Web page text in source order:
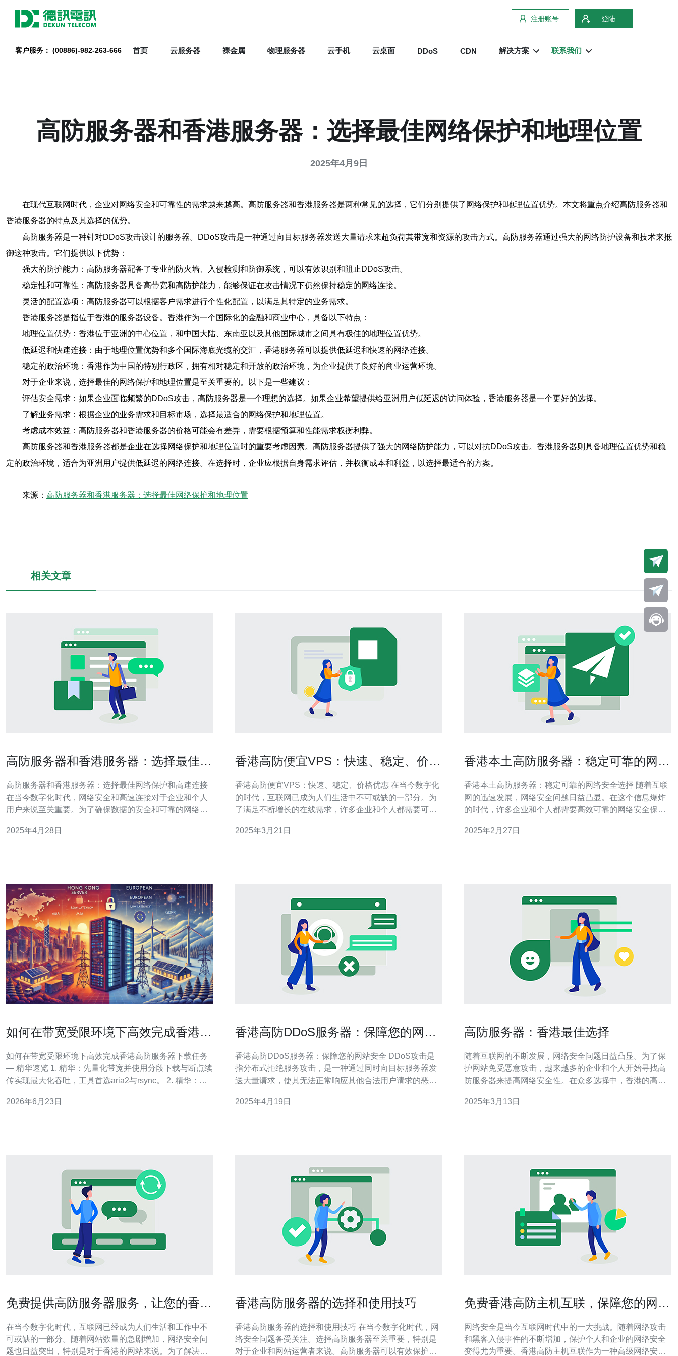
注册账号 登陆
客户服务： (00886)-982-263-666 首页 云服务器 裸金属 物理服务器 云手机 云桌面 DDoS CDN 解决方案 联系我们
高防服务器和香港服务器：选择最佳网络保护和地理位置
2025年4月9日
在现代互联网时代，企业对网络安全和可靠性的需求越来越高。高防服务器和香港服务器是两种常见的选择，它们分别提供了网络保护和地理位置优势。本文将重点介绍高防服务器和
香港服务器的特点及其选择的优势。
高防服务器是一种针对DDoS攻击设计的服务器。DDoS攻击是一种通过向目标服务器发送大量请求来超负荷其带宽和资源的攻击方式。高防服务器通过强大的网络防护设备和技术来抵
御这种攻击。它们提供以下优势：
强大的防护能力：高防服务器配备了专业的防火墙、入侵检测和防御系统，可以有效识别和阻止DDoS攻击。
稳定性和可靠性：高防服务器具备高带宽和高防护能力，能够保证在攻击情况下仍然保持稳定的网络连接。
灵活的配置选项：高防服务器可以根据客户需求进行个性化配置，以满足其特定的业务需求。
香港服务器是指位于香港的服务器设备。香港作为一个国际化的金融和商业中心，具备以下特点：
地理位置优势：香港位于亚洲的中心位置，和中国大陆、东南亚以及其他国际城市之间具有极佳的地理位置优势。
低延迟和快速连接：由于地理位置优势和多个国际海底光缆的交汇，香港服务器可以提供低延迟和快速的网络连接。
稳定的政治环境：香港作为中国的特别行政区，拥有相对稳定和开放的政治环境，为企业提供了良好的商业运营环境。
对于企业来说，选择最佳的网络保护和地理位置是至关重要的。以下是一些建议：
评估安全需求：如果企业面临频繁的DDoS攻击，高防服务器是一个理想的选择。如果企业希望提供给亚洲用户低延迟的访问体验，香港服务器是一个更好的选择。
了解业务需求：根据企业的业务需求和目标市场，选择最适合的网络保护和地理位置。
考虑成本效益：高防服务器和香港服务器的价格可能会有差异，需要根据预算和性能需求权衡利弊。
高防服务器和香港服务器都是企业在选择网络保护和地理位置时的重要考虑因素。高防服务器提供了强大的网络防护能力，可以对抗DDoS攻击。香港服务器则具备地理位置优势和稳
定的政治环境，适合为亚洲用户提供低延迟的网络连接。在选择时，企业应根据自身需求评估，并权衡成本和利益，以选择最适合的方案。
来源： 高防服务器和香港服务器：选择最佳网络保护和地理位置
相关文章
高防服务器和香港服务器：选择最佳网
高防服务器和香港服务器：选择最佳网络保护和高速连接
在当今数字化时代，网络安全和高速连接对于企业和个人
用户来说至关重要。为了确保数据的安全和可靠的网络连
探讨高防服务器和香港服务器的特点和优势，帮助读者选
2025年4月28日
香港高防便宜VPS：快速、稳定、价格
香港高防便宜VPS：快速、稳定、价格优惠 在当今数字化
的时代，互联网已成为人们生活中不可或缺的一部分。为
了满足不断增长的在线需求，许多企业和个人都需要可
站、应用程序和数据。本文将介绍香港高防便宜VPS，它
2025年3月21日
香港本土高防服务器：稳定可靠的网络
香港本土高防服务器：稳定可靠的网络安全选择 随着互联
网的迅速发展，网络安全问题日益凸显。在这个信息爆炸
的时代，许多企业和个人都需要高效可靠的网络安全保
成为了许多企业的首选。本文将介绍香港本土高防服务器
2025年2月27日
如何在带宽受限环境下高效完成香港高
如何在带宽受限环境下高效完成香港高防服务器下载任务
— 精华速览 1. 精华：先量化带宽并使用分段下载与断点续
传实现最大化吞吐，工具首选aria2与rsync。 2. 精华：通
少协议与握手开销，提升有效带宽利用率。 3. 精华：结合
2026年6月23日
香港高防DDoS服务器：保障您的网站
香港高防DDoS服务器：保障您的网站安全 DDoS攻击是
指分布式拒绝服务攻击，是一种通过同时向目标服务器发
送大量请求，使其无法正常响应其他合法用户请求的恶意
和声誉损失。 在互联网时代，保护网站免受DDoS攻击的
2025年4月19日
高防服务器：香港最佳选择
随着互联网的不断发展，网络安全问题日益凸显。为了保
护网站免受恶意攻击，越来越多的企业和个人开始寻找高
防服务器来提高网络安全性。在众多选择中，香港的高防
种具备强大抗DDoS（分布式拒绝服务）攻击能力的服务
2025年3月13日
免费提供高防服务器服务，让您的香港
在当今数字化时代，互联网已经成为人们生活和工作中不
可或缺的一部分。随着网站数量的急剧增加，网络安全问
题也日益突出，特别是对于香港的网站来说。为了解决这
香港高防服务器的选择和使用技巧
香港高防服务器的选择和使用技巧 在当今数字化时代，网
络安全问题备受关注。选择高防服务器至关重要，特别是
对于企业和网站运营者来说。高防服务器可以有效保护网
免费香港高防主机互联，保障您的网络
网络安全是当今互联网时代中的一大挑战。随着网络攻击
和黑客入侵事件的不断增加，保护个人和企业的网络安全
变得尤为重要。香港高防主机互联作为一种高级网络安全